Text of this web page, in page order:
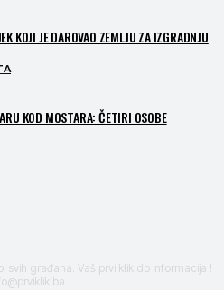
KOJI JE DAROVAO ZEMLJU ZA IZGRADNJU
KOD MOSTARA: ČETIRI OSOBE
svih građana. Vaš prvi klik do informacija !